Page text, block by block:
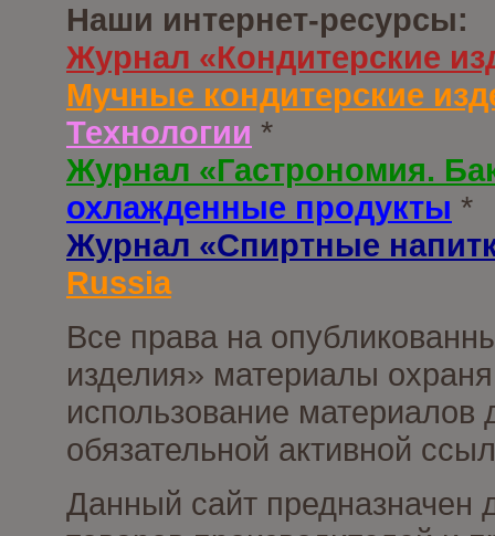
Наши интернет-ресурсы:
Журнал «Кондитерские
Мучные кондитерские
Технологии *
Журнал «Гастрономия.
охлажденные продукты *
Журнал «Спиртные
Russia
Все права на
изделия» материалы
использование материалов
обязательной активной
Данный сайт предназначен